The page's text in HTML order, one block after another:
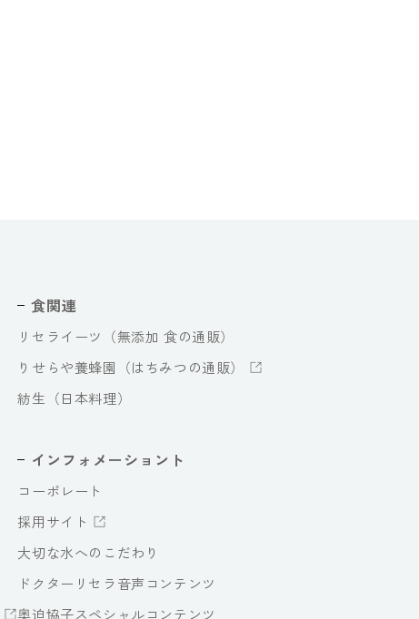
食関連
リセライーツ（無添加 食の通販）
りせらや養蜂園（はちみつの通販）
紡生（日本料理）
インフォメーショント
コーポレート
採用サイト
大切な水へのこだわり
ドクターリセラ音声コンテンツ
奥迫協子スペシャルコンテンツ